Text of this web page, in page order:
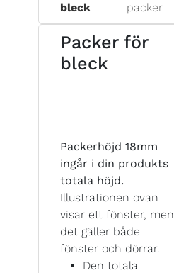
bleck
packer
Packer för
bleck
Packerhöjd 18mm
ingår i din produkts
totala höjd.
Illustrationen ovan
visar ett fönster, men
det gäller både
fönster och dörrar.
Den totala